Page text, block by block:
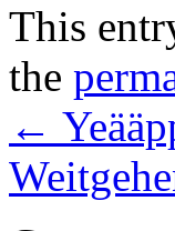
This
the
←